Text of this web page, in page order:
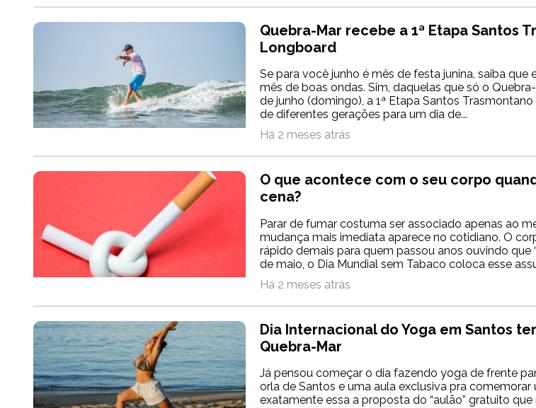
Quebra-Mar recebe a 1ª Etapa Santos
Longboard
Se para você junho é mês de festa junina, saiba
mês de boas ondas. Sim, daquelas que só o
de junho (domingo), a 1ª Etapa Santos
de diferentes gerações para um dia de...
Há 2 meses atrás
O que acontece com o seu corpo
cena?
Parar de fumar costuma ser associado apenas ao
mudança mais imediata aparece no cotidiano. O
rápido demais para quem passou anos ouvindo que
de maio, o Dia Mundial sem Tabaco coloca esse
Há 2 meses atrás
Dia Internacional do Yoga em Santos
Quebra-Mar
Já pensou começar o dia fazendo yoga de frente
orla de Santos e uma aula exclusiva pra comemorar
exatamente essa a proposta do “aulão” gratuito